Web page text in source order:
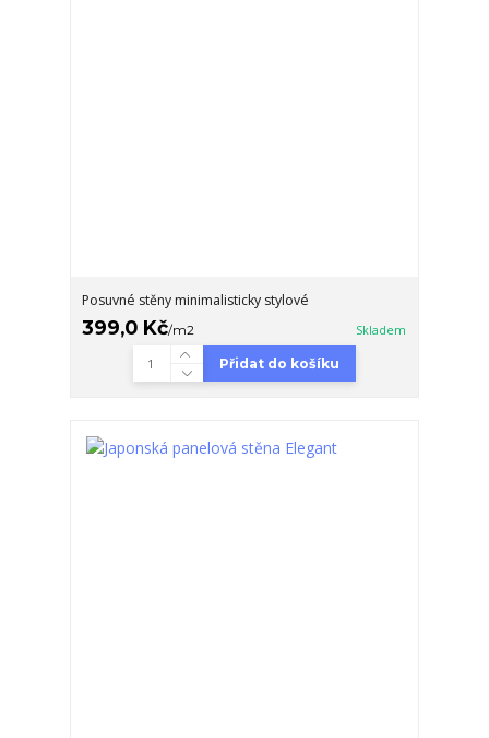
Posuvné stěny minimalisticky stylové
399,0 Kč/m2 Skladem
Přidat do košíku